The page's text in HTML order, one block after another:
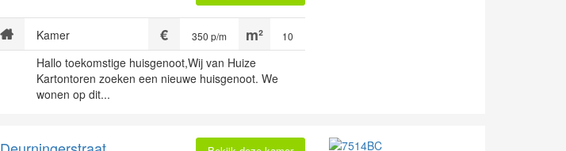
Kamer 10
350 p/m
Hallo toekomstige huisgenoot,Wij van Huize
Kartontoren zoeken een nieuwe huisgenoot. We
wonen op dit...